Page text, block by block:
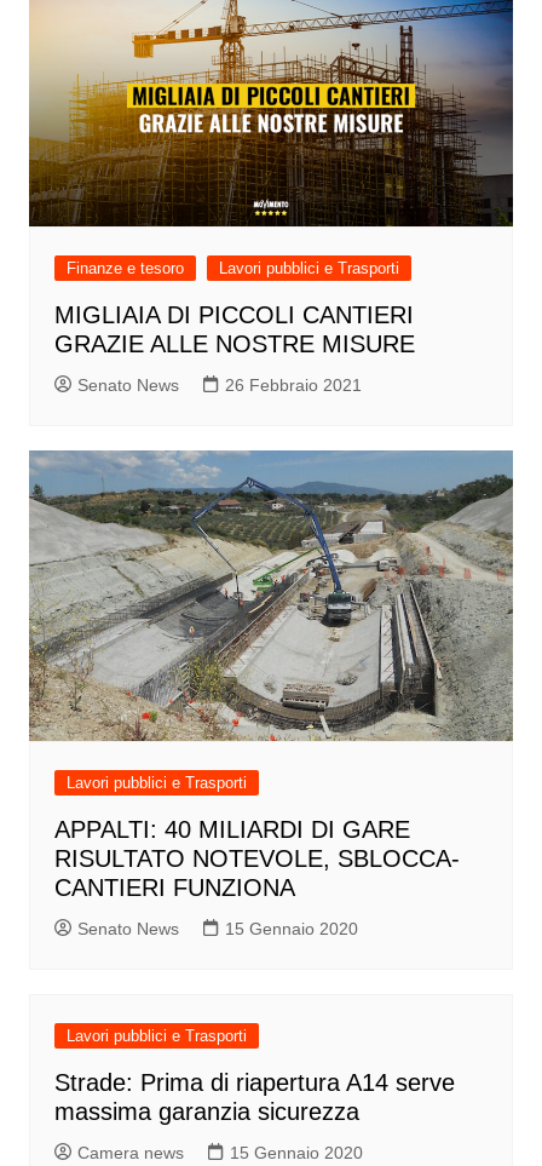
Finanze e tesoro Lavori pubblici e Trasporti
MIGLIAIA DI PICCOLI CANTIERI
GRAZIE ALLE NOSTRE MISURE
Senato News 26 Febbraio 2021
Lavori pubblici e Trasporti
APPALTI: 40 MILIARDI DI GARE
RISULTATO NOTEVOLE, SBLOCCA-
CANTIERI FUNZIONA
Senato News 15 Gennaio 2020
Lavori pubblici e Trasporti
Strade: Prima di riapertura A14 serve
massima garanzia sicurezza
Camera news 15 Gennaio 2020